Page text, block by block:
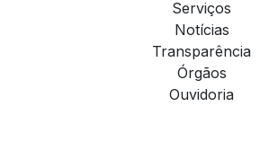
Serviços
Notícias
Transparência
Órgãos
Ouvidoria